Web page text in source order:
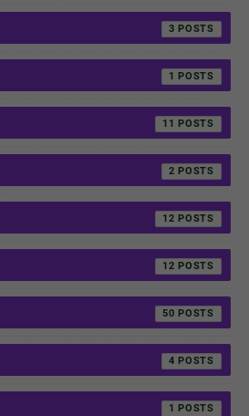
3
1
11
2
12
12
50
4
1